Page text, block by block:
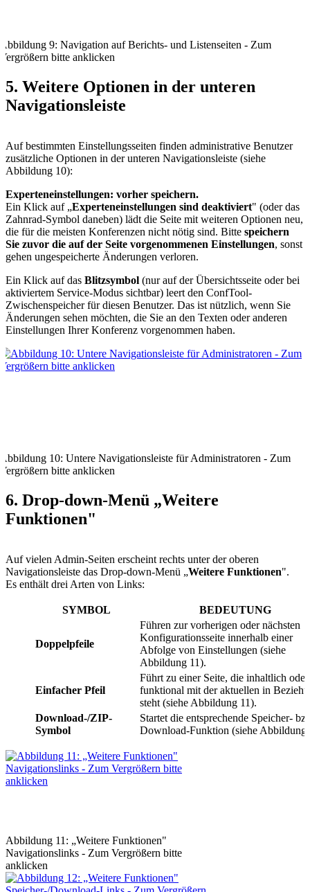
Abbildung 9: Navigation auf Berichts- und Listenseiten - Zum
Vergrößern bitte anklicken
5. Weitere Optionen in der unteren
Navigationsleiste
Auf bestimmten Einstellungsseiten finden administrative Benutzer
zusätzliche Optionen in der unteren Navigationsleiste (siehe
Abbildung 10):
Experteneinstellungen: vorher speichern.
Ein Klick auf „Experteneinstellungen sind deaktiviert" (oder das
Zahnrad-Symbol daneben) lädt die Seite mit weiteren Optionen neu,
die für die meisten Konferenzen nicht nötig sind. Bitte speichern
Sie zuvor die auf der Seite vorgenommenen Einstellungen, sonst
gehen ungespeicherte Änderungen verloren.
Ein Klick auf das Blitzsymbol (nur auf der Übersichtsseite oder bei
aktiviertem Service-Modus sichtbar) leert den ConfTool-
Zwischenspeicher für diesen Benutzer. Das ist nützlich, wenn Sie
Änderungen sehen möchten, die Sie an den Texten oder anderen
Einstellungen Ihrer Konferenz vorgenommen haben.
Abbildung 10: Untere Navigationsleiste für Administratoren - Zum
Vergrößern bitte anklicken
6. Drop-down-Menü „Weitere
Funktionen"
Auf vielen Admin-Seiten erscheint rechts unter der oberen
Navigationsleiste das Drop-down-Menü „Weitere Funktionen".
Es enthält drei Arten von Links:
SYMBOL BEDEUTUNG
Doppelpfeile
Führen zur vorherigen oder nächsten
Konfigurationsseite innerhalb einer
Abfolge von Einstellungen (siehe
Abbildung 11).
Einfacher Pfeil
Führt zu einer Seite, die inhaltlich oder
funktional mit der aktuellen in
steht (siehe Abbildung 11).
Download-/ZIP-
Symbol
Startet die entsprechende Speicher-
Download-Funktion (siehe Abbildung
Abbildung 11: „Weitere Funktionen"
Navigationslinks - Zum Vergrößern bitte
anklicken